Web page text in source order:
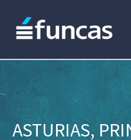
ASTURIAS,